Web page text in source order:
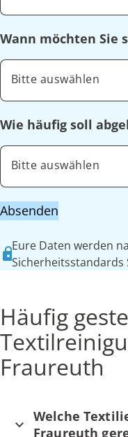
Wann möchten Sie
Bitte auswählen
Wie häufig soll
Bitte auswählen
Absenden
Eure Daten werden
Sicherheitsstandards
Häufig
Fraureuth
Welche
Fraureuth